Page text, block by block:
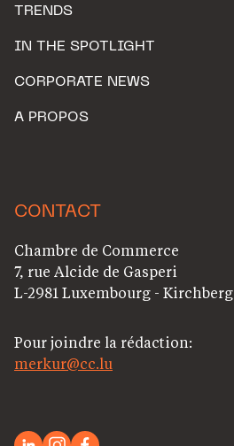
TRENDS
IN THE SPOTLIGHT
CORPORATE NEWS
A PROPOS
CONTACT
Chambre de Commerce
7, rue Alcide de Gasperi
L-2981 Luxembourg - Kirchberg
Pour joindre la rédaction:
merkur@cc.lu